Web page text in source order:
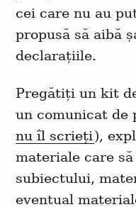
cei care nu au
propusă să aibă
declarațiile.
Pregătiți un kit
un comunicat de
nu îl scrieți ),
materiale care
subiectului,
eventual